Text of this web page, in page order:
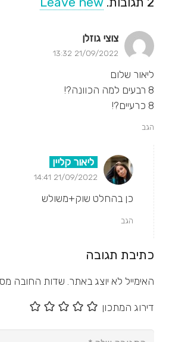
צוצי גוזלן
21/09/2022 13:32
ליאור שלום
8 רבעים למה הכוונה?!
8 כרעיים?!
הגב
ליאור קליין
21/09/2022 14:41
כן בהחלט שוק+משולש
הגב
כתיבת תגובה
האימייל לא יוצג באתר. שדות החובה
דירוג המתכון